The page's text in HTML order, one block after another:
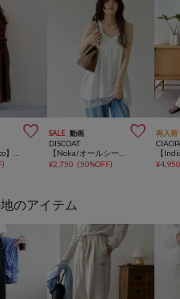

)
SALE 動画 
DISCOAT
¥2,750 (50%OFF)
再入荷
¥
のアイテム